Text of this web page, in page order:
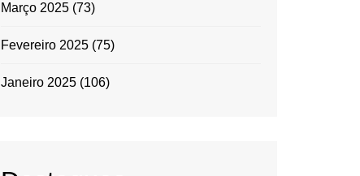
Março 2025 (73)
Fevereiro 2025 (75)
Janeiro 2025 (106)